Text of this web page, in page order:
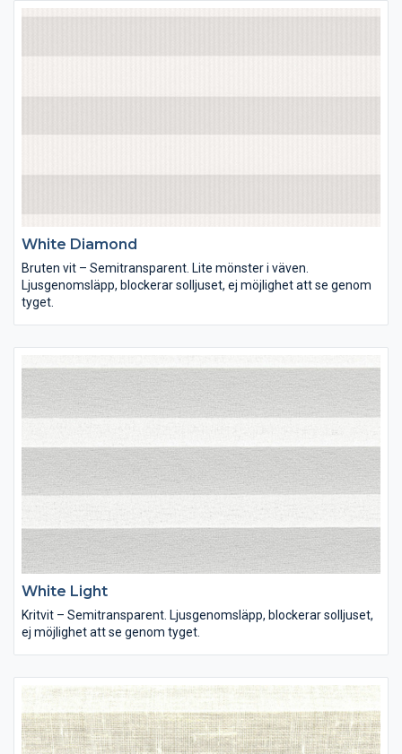
White Diamond
Bruten vit – Semitransparent. Lite mönster i väven.
Ljusgenomsläpp, blockerar solljuset, ej möjlighet att se genom
tyget.
White Light
Kritvit – Semitransparent. Ljusgenomsläpp, blockerar solljuset,
ej möjlighet att se genom tyget.